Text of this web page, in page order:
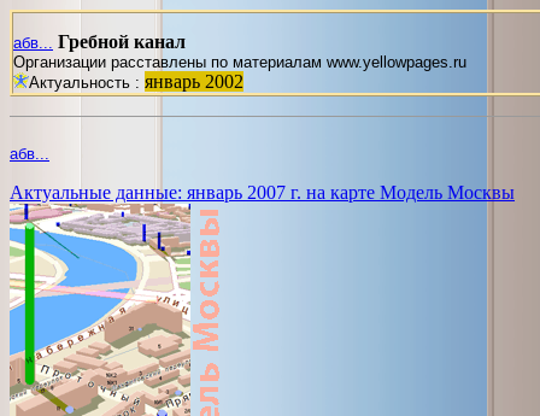
абв... Гребной канал
Организации расставлены по материалам www.yellowpages.ru
Актуальность : январь 2002
абв...
Актуальные данные: январь 2007 г. на карте Модель Москвы